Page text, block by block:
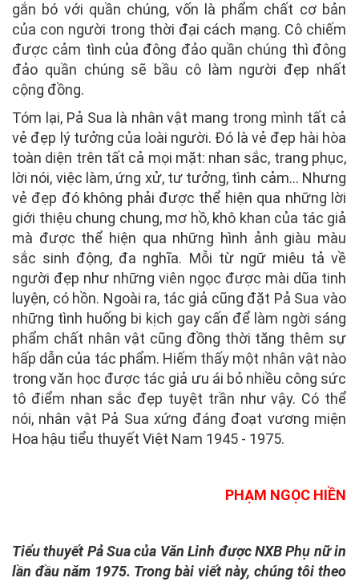
gắn bó với quần chúng, vốn là phẩm chất cơ bản
của con người trong thời đại cách mạng. Cô chiếm
được cảm tình của đông đảo quần chúng thì đông
đảo quần chúng sẽ bầu cô làm người đẹp nhất
cộng đồng.
Tóm lại, Pả Sua là nhân vật mang trong mình tất cả
vẻ đẹp lý tưởng của loài người. Đó là vẻ đẹp hài hòa
toàn diện trên tất cả mọi mặt: nhan sắc, trang phục,
lời nói, việc làm, ứng xử, tư tưởng, tình cảm... Nhưng
vẻ đẹp đó không phải được thể hiện qua những lời
giới thiệu chung chung, mơ hồ, khô khan của tác giả
mà được thể hiện qua những hình ảnh giàu màu
sắc sinh động, đa nghĩa. Mỗi từ ngữ miêu tả về
người đẹp như những viên ngọc được mài dũa tinh
luyện, có hồn. Ngoài ra, tác giả cũng đặt Pả Sua vào
những tình huống bi kịch gay cấn để làm ngời sáng
phẩm chất nhân vật cũng đồng thời tăng thêm sự
hấp dẫn của tác phẩm. Hiếm thấy một nhân vật nào
trong văn học được tác giả ưu ái bỏ nhiều công sức
tô điểm nhan sắc đẹp tuyệt trần như vậy. Có thể
nói, nhân vật Pả Sua xứng đáng đoạt vương miện
Hoa hậu tiểu thuyết Việt Nam 1945 - 1975.
PHẠM NGỌC HIỀN
Tiểu thuyết Pả Sua của Văn Linh được NXB Phụ nữ in
lần đầu năm 1975. Trong bài viết này, chúng tôi theo